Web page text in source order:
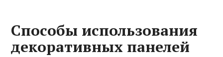
Способы использования
декоративных панелей